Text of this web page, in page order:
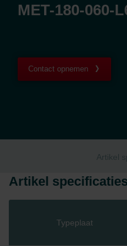
MET-180-060-
Contact opnemen
Artikel
Artikel specificaties
Typeplaat